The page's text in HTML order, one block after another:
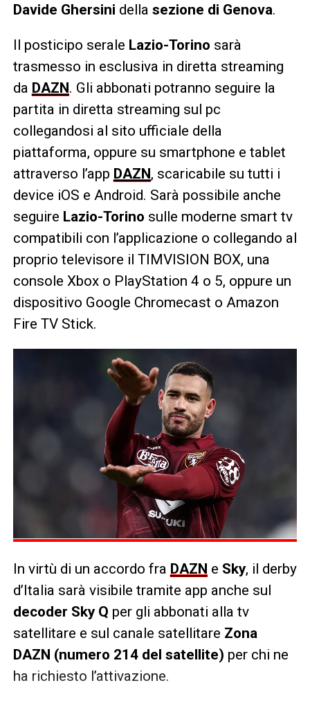
Davide Ghersini della sezione di Genova.
Il posticipo serale Lazio-Torino sarà
trasmesso in esclusiva in diretta streaming
da DAZN. Gli abbonati potranno seguire la
partita in diretta streaming sul pc
collegandosi al sito ufficiale della
piattaforma, oppure su smartphone e tablet
attraverso l’app DAZN, scaricabile su tutti i
device iOS e Android. Sarà possibile anche
seguire Lazio-Torino sulle moderne smart tv
compatibili con l’applicazione o collegando al
proprio televisore il TIMVISION BOX, una
console Xbox o PlayStation 4 o 5, oppure un
dispositivo Google Chromecast o Amazon
Fire TV Stick.
In virtù di un accordo fra DAZN e Sky, il derby
d’Italia sarà visibile tramite app anche sul
decoder Sky Q per gli abbonati alla tv
satellitare e sul canale satellitare Zona
DAZN (numero 214 del satellite) per chi ne
ha richiesto l’attivazione.